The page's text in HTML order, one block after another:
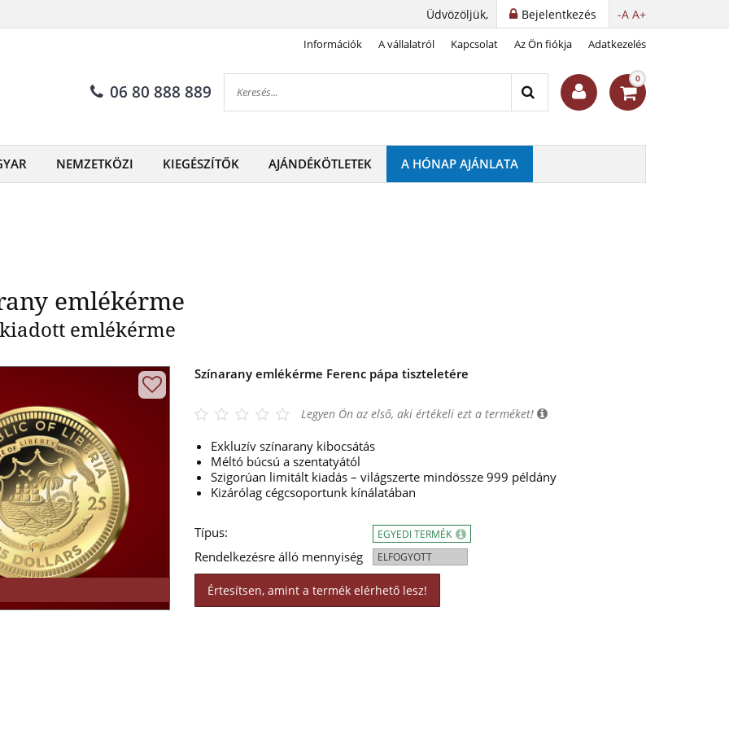
-A A+
Bejelentkezés
Üdvözöljük,
Információk A vállalatról Kapcsolat Az Ön fiókja Adatkezelés
06 80 888 889
0
NEMZETKÖZI KIEGÉSZÍTŐK AJÁNDÉKÖTLETEK A HÓNAP AJÁNLATA
emlékérme
emlékérme
Színarany emlékérme Ferenc pápa tiszteletére
Legyen Ön az első, aki értékeli ezt a terméket!
Exkluzív színarany kibocsátás
Méltó búcsú a szentatyától
Szigorúan limitált kiadás – világszerte mindössze 999 példány
Kizárólag cégcsoportunk kínálatában
Típus:
Rendelkezésre álló mennyiség
EGYEDI TERMÉK
ELFOGYOTT
Értesítsen, amint a termék elérhető lesz!
pápa érme színarany emlékérme